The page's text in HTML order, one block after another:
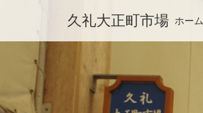
久礼大正町市場 ホーム